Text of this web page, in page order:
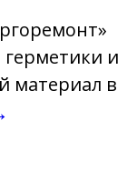
герметики и
материал в